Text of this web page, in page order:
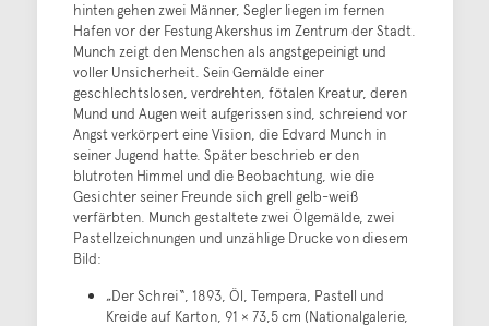
hinten gehen zwei Männer, Segler liegen im fernen
Hafen vor der Festung Akershus im Zentrum der Stadt.
Munch zeigt den Menschen als angstgepeinigt und
voller Unsicherheit. Sein Gemälde einer
geschlechtslosen, verdrehten, fötalen Kreatur, deren
Mund und Augen weit aufgerissen sind, schreiend vor
Angst verkörpert eine Vision, die Edvard Munch in
seiner Jugend hatte. Später beschrieb er den
blutroten Himmel und die Beobachtung, wie die
Gesichter seiner Freunde sich grell gelb-weiß
verfärbten. Munch gestaltete zwei Ölgemälde, zwei
Pastellzeichnungen und unzählige Drucke von diesem
Bild:
„Der Schrei“, 1893, Öl, Tempera, Pastell und
Kreide auf Karton, 91 × 73,5 cm (Nationalgalerie,